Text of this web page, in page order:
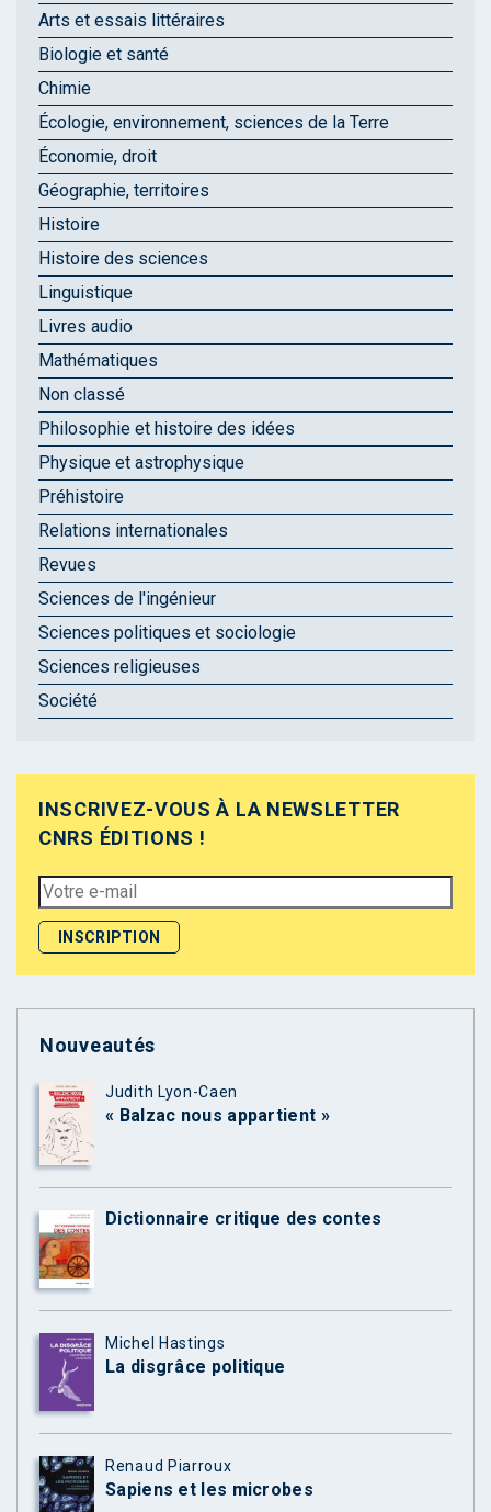
Arts et essais littéraires
Biologie et santé
Chimie
Écologie, environnement, sciences de la Terre
Économie, droit
Géographie, territoires
Histoire
Histoire des sciences
Linguistique
Livres audio
Mathématiques
Non classé
Philosophie et histoire des idées
Physique et astrophysique
Préhistoire
Relations internationales
Revues
Sciences de l'ingénieur
Sciences politiques et sociologie
Sciences religieuses
Société
INSCRIVEZ-VOUS À LA NEWSLETTER
CNRS ÉDITIONS !
Nouveautés
Judith Lyon-Caen
« Balzac nous appartient »
Dictionnaire critique des contes
Michel Hastings
La disgrâce politique
Renaud Piarroux
Sapiens et les microbes